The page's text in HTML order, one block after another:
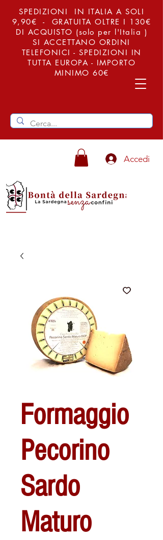
SPEDIZIONI IN ITALIA A SOLI
9,90€ - GRATUITA OLTRE I 130€
DI ACQUISTO (solo per l'Italia )
SI ACCETTANO ORDINI
TELEFONICI - SPEDIZIONI IN
TUTTA EUROPA - IMPORTO
MINIMO 60€
Accedi
Formaggio
Pecorino
Sardo
Maturo